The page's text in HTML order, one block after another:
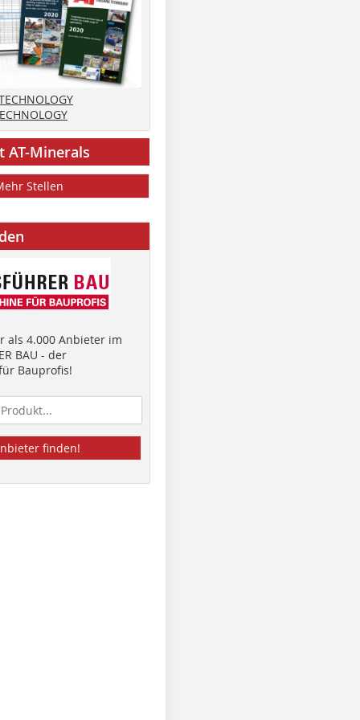
AT-Minerals
Stellen
als 4.000 Anbieter im
BAU - der
Bauprofis!
finden!